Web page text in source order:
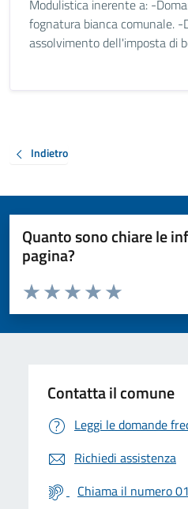
Modulistica inerente a: -
fognatura bianca comunale. -
assolvimento dell'imposta di
Indietro
Quanto sono chiare le
pagina?
Valuta da 1 a 5 stelle la pagina
Valuta 5 stelle
Valuta 4 stelle su 5
Valuta 3 stelle su 5
Valuta 2 stelle su 5
Valuta 1 stelle su 5
Contatta il comune
Leggi le domande
Richiedi assistenza
Chiama il numero